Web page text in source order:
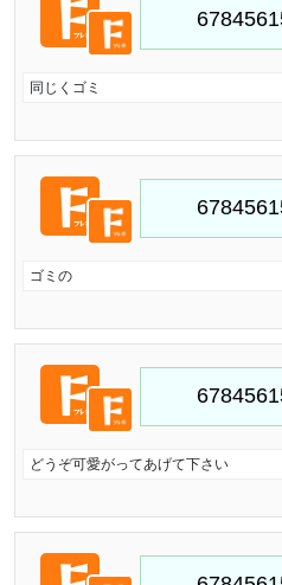
同じくゴミ
ゴミの
どうぞ可愛がってあげて下さい